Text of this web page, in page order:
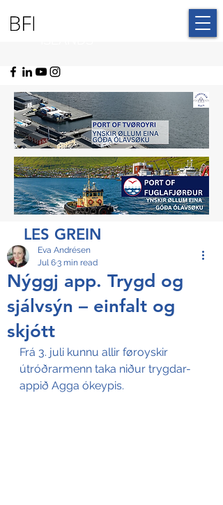
LES GREIN
Nýggj app. Trygd og
sjálvsýn – einfalt og
skjótt
Eva Andrésen
Jul 63 min read
Frá 3. juli kunnu allir føroyskir
útróðrarmenn taka niður trygdar-
appið Agga ókeypis.